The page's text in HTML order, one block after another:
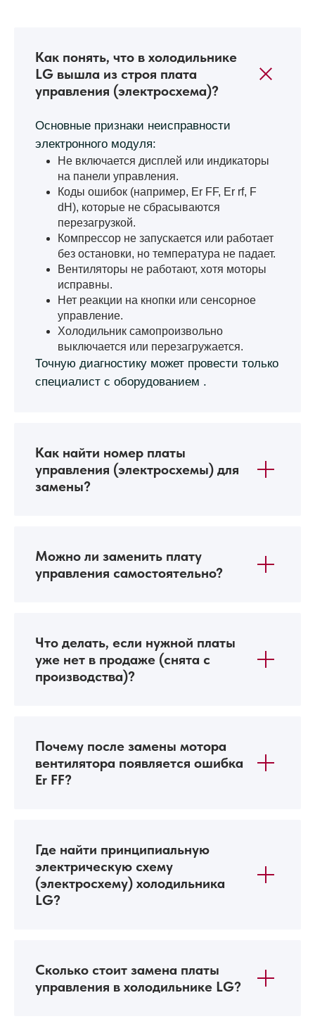
Как понять, что в холодильнике
LG вышла из строя плата
управления (электросхема)?
Основные признаки неисправности
электронного модуля:
Не включается дисплей или индикаторы
на панели управления.
Коды ошибок (например, Er FF, Er rf, F
dH), которые не сбрасываются
перезагрузкой.
Компрессор не запускается или работает
без остановки, но температура не падает.
Вентиляторы не работают, хотя моторы
исправны.
Нет реакции на кнопки или сенсорное
управление.
Холодильник самопроизвольно
выключается или перезагружается.
Точную диагностику может провести только
специалист с оборудованием .
Как найти номер платы
управления (электросхемы) для
замены?
Можно ли заменить плату
управления самостоятельно?
Что делать, если нужной платы
уже нет в продаже (снята с
производства)?
Почему после замены мотора
вентилятора появляется ошибка
Er FF?
Где найти принципиальную
электрическую схему
(электросхему) холодильника
LG?
Сколько стоит замена платы
управления в холодильнике LG?